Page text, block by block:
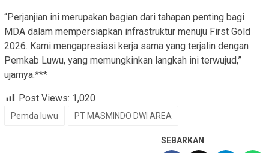
“Perjanjian ini merupakan bagian dari tahapan penting bagi
MDA dalam mempersiapkan infrastruktur menuju First Gold
2026. Kami mengapresiasi kerja sama yang terjalin dengan
Pemkab Luwu, yang memungkinkan langkah ini terwujud,”
ujarnya.***
Post Views: 1,020
Pemda luwu PT MASMINDO DWI AREA
SEBARKAN